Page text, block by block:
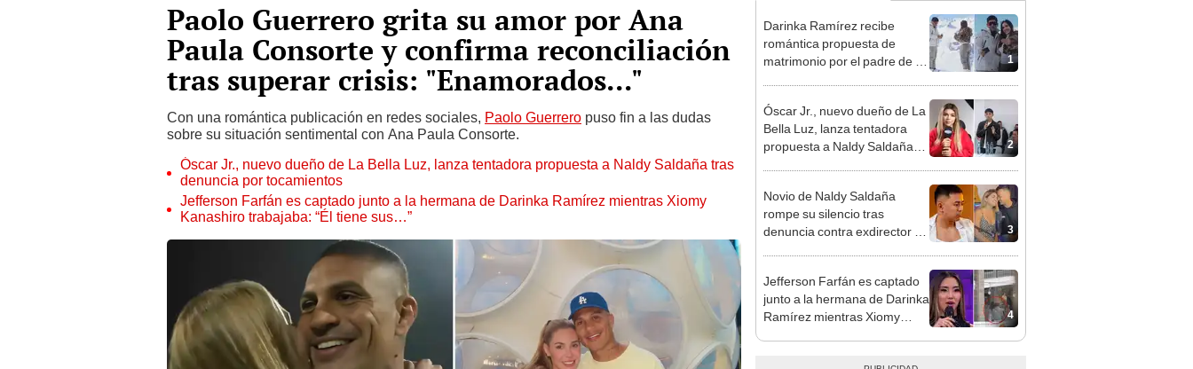
Paolo Guerrero grita su amor por Ana
Paula Consorte y confirma reconciliación
tras superar crisis: "Enamorados..."
Con una romántica publicación en redes sociales, Paolo Guerrero puso fin a las dudas
sobre su situación sentimental con Ana Paula Consorte.
Óscar Jr., nuevo dueño de La Bella Luz, lanza tentadora propuesta a Naldy Saldaña tras
denuncia por tocamientos
Jefferson Farfán es captado junto a la hermana de Darinka Ramírez mientras Xiomy
Kanashiro trabajaba: “Él tiene sus…”
1
Darinka Ramírez recibe
romántica propuesta de
matrimonio por el padre de su
2
Óscar Jr., nuevo dueño de La
Bella Luz, lanza tentadora
propuesta a Naldy Saldaña
tipo de ley”
3
Novio de Naldy Saldaña
rompe su silencio tras
denuncia contra exdirector de
4
Jefferson Farfán es captado
junto a la hermana de Darinka
Ramírez mientras Xiomy